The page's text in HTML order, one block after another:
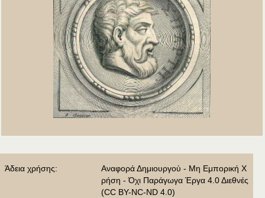
Άδεια χρήσης:
Αναφορά Δημιουργού - Μη Εμπορική Χ
ρήση - Όχι Παράγωγα Έργα 4.0 Διεθνές
(CC BY-NC-ND 4.0)